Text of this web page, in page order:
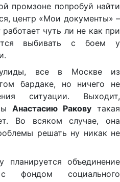
промзоне попробуй найти
центр «Мои документы» –
чуть ли не как при
выбивать с боем у
все в Москве из
бардаке, но ничего не
ситуации. Выходит,
Анастасию Ракову такая
Во всяком случае, она
решать ну никак не
объединение
фондом социального